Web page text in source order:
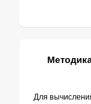
Для